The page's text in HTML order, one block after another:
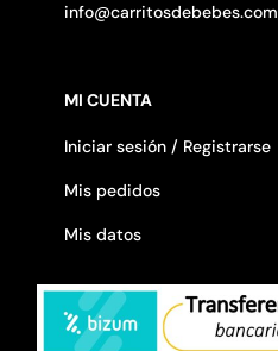
info@carritosdebebes.com
MI CUENTA
Iniciar sesión / Registrarse
Mis pedidos
Mis datos